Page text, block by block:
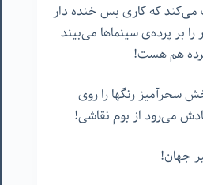
که کاری بس خنده دار
بر پرده‌ی سینماها می‌بیند
هم هست!
سحرآمیز رنگها را روی
می‌رود از بوم نقاشی!
جهان!